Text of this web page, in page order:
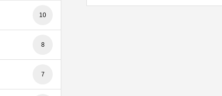
10
8
7